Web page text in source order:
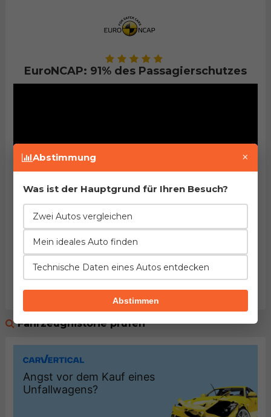
EuroNCAP: 91% des Passagierschutzes
Fahrzeughistorie prüfen
Abstimmung ×
Was ist der Hauptgrund für Ihren Besuch?
Zwei Autos vergleichen
Mein ideales Auto finden
Technische Daten eines Autos entdecken
Abstimmen